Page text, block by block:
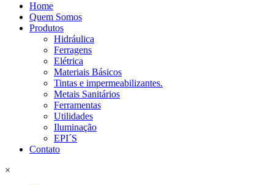
Home
Quem Somos
Produtos
Hidráulica
Ferragens
Elétrica
Materiais Básicos
Tintas e impermeabilizantes.
Metais Sanitários
Ferramentas
Utilidades
Iluminação
EPI´S
Contato
×